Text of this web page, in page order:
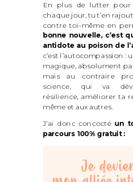
En plus de lutter
chaque jour, tu t’en
contre toi-même en
bonne nouvelle, c’est
antidote au poison de
c’est l’autocompassion :
magique, absolument
mais au contraire
science, qui va
résilience, améliorer ta
même et aux autres.
J’ai donc concocté un
parcours 100% gratuit :